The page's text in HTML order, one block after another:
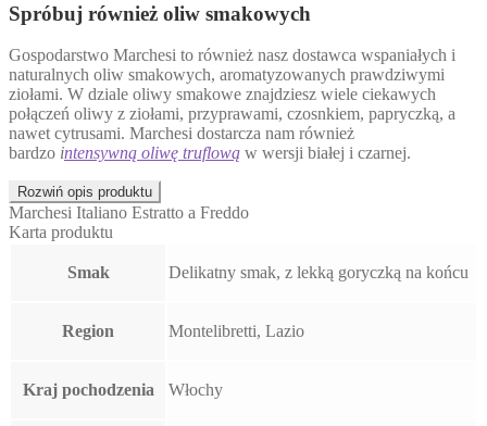
Spróbuj również oliw smakowych
Gospodarstwo Marchesi to również nasz dostawca wspaniałych i
naturalnych oliw smakowych, aromatyzowanych prawdziwymi
ziołami. W dziale oliwy smakowe znajdziesz wiele ciekawych
połączeń oliwy z ziołami, przyprawami, czosnkiem, papryczką, a
nawet cytrusami. Marchesi dostarcza nam również
bardzo intensywną oliwę truflową w wersji białej i czarnej.
Rozwiń opis produktu
Marchesi Italiano Estratto a Freddo
Karta produktu
Smak Delikatny smak, z lekką goryczką na końcu
Region Montelibretti, Lazio
Kraj pochodzenia Włochy